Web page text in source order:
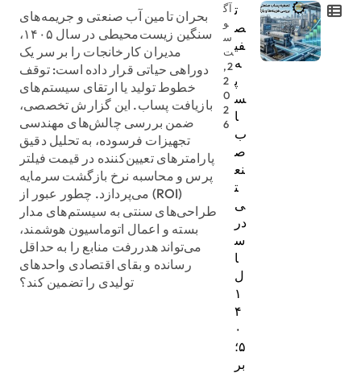
ت
ص
فی
ه
پ
س
ا
ب
ص
نع
ت
ی
در
س
ا
ل
۱
۴
۰
۵؛
بر
آگ
و
س
ت
2,
2
0
2
6
بحران تامین آب صنعتی و جریمه‌های
سنگین زیست‌محیطی در سال ۱۴۰۵،
مدیران کارخانجات را بر سر یک
دوراهی حیاتی قرار داده است: توقف
خطوط تولید یا ارتقای سیستم‌های
بازیافت پساب. این گزارش تخصصی،
ضمن بررسی چالش‌های مهندسی
تجهیزات فرسوده، به تحلیل دقیق
پارامترهای تعیین‌کننده در قیمت فیلتر
پرس و محاسبه نرخ بازگشت سرمایه
(ROI) می‌پردازد. چطور عبور از
طراحی‌های سنتی به سیستم‌های مدار
بسته و اعمال اتوماسیون هوشمند،
می‌تواند هدررفت منابع را به حداقل
رسانده و بقای اقتصادی واحدهای
تولیدی را تضمین کند؟